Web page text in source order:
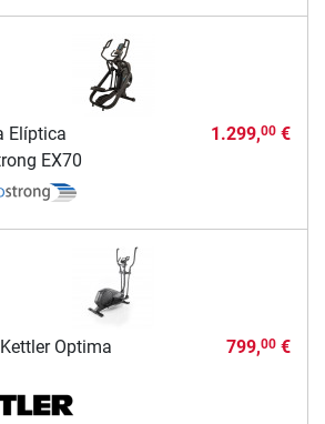
Elíptica
EX70
1.299,00€
Optima
799,00€